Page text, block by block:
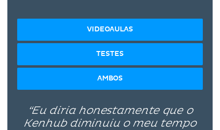
VIDEOAULAS
TESTES
AMBOS
“Eu diria honestamente que o
Kenhub diminuiu o meu tempo